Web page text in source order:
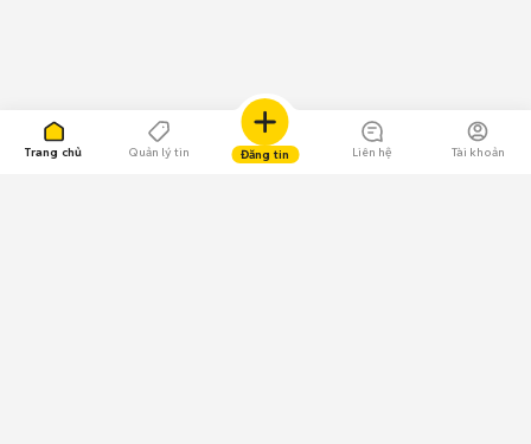
Trang chủ Quản lý tin Đăng tin Liên hệ Tài khoản